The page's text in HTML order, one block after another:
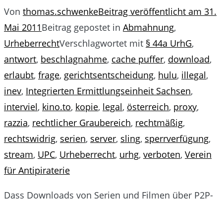
Von thomas.schwenkeBeitrag veröffentlicht am 31.
Mai 2011Beitrag gepostet in Abmahnung,
UrheberrechtVerschlagwortet mit § 44a UrhG,
antwort, beschlagnahme, cache puffer, download,
erlaubt, frage, gerichtsentscheidung, hulu, illegal,
inev, Integrierten Ermittlungseinheit Sachsen,
interviel, kino.to, kopie, legal, österreich, proxy,
razzia, rechtlicher Graubereich, rechtmäßig,
rechtswidrig, serien, server, sling, sperrverfügung,
stream, UPC, Urheberrecht, urhg, verboten, Verein
für Antipiraterie
Dass Downloads von Serien und Filmen über P2P-